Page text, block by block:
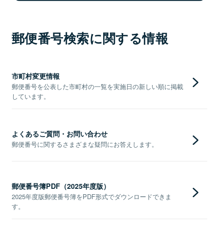
郵便番号検索に関する情報
市町村変更情報
郵便番号を公表した市町村の一覧を実施日の新しい順に掲載
しています。
よくあるご質問・お問い合わせ
郵便番号に関するさまざまな疑問にお答えします。
郵便番号簿PDF（2025年度版）
2025年度版郵便番号簿をPDF形式でダウンロードできま
す。